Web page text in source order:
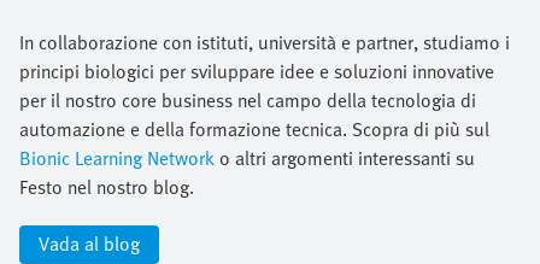
In collaborazione con istituti, università e partner, studiamo i
principi biologici per sviluppare idee e soluzioni innovative
per il nostro core business nel campo della tecnologia di
automazione e della formazione tecnica. Scopra di più sul
Bionic Learning Networko altri argomenti interessanti su
Festo nel nostro blog.
Vada al blog